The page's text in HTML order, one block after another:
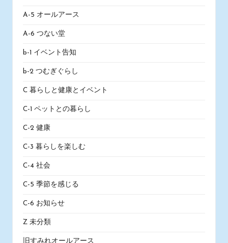
A-5 オールアース
A-6 つない堂
b-1 イベント告知
b-2 つむぎぐらし
C 暮らしと健康とイベント
C-1 ペットとの暮らし
C-2 健康
C-3 暮らしを楽しむ
C-4 社会
C-5 季節を感じる
C-6 お知らせ
Z 未分類
旧すみれオールアース